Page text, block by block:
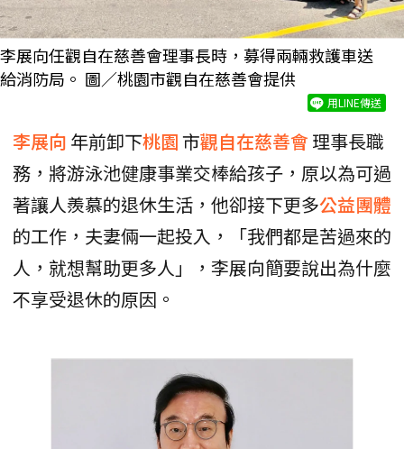
李展向任觀自在慈善會理事長時，募得兩輛救護車送
給消防局。 圖／桃園市觀自在慈善會提供
用LINE傳送
李展向 年前卸下桃園市觀自在慈善會理事長職
務，將游泳池健康事業交棒給孩子，原以為可過
著讓人羨慕的退休生活，他卻接下更多公益團體
的工作，夫妻倆一起投入，「我們都是苦過來的
人，就想幫助更多人」，李展向簡要說出為什麼
不享受退休的原因。